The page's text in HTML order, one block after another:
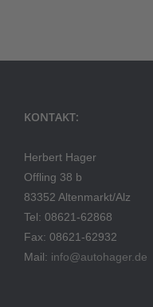
KONTAKT:
Herbert Hager
Offling 38 b
83352 Altenmarkt/Alz
Tel: 08621-62868
Fax: 08621-62932
Mail: info@autohager.de